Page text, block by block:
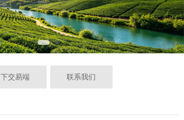
下交易端 联系我们